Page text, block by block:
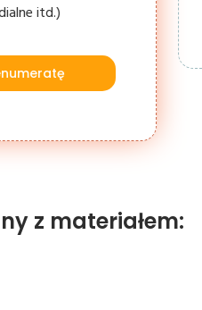
itd.)
z materiałem: